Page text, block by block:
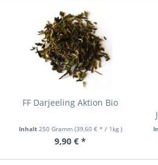
FF Darjeeling Aktion Bio
Inhalt 250 Gramm (39,60 € * / 1kg )
9,90 € *